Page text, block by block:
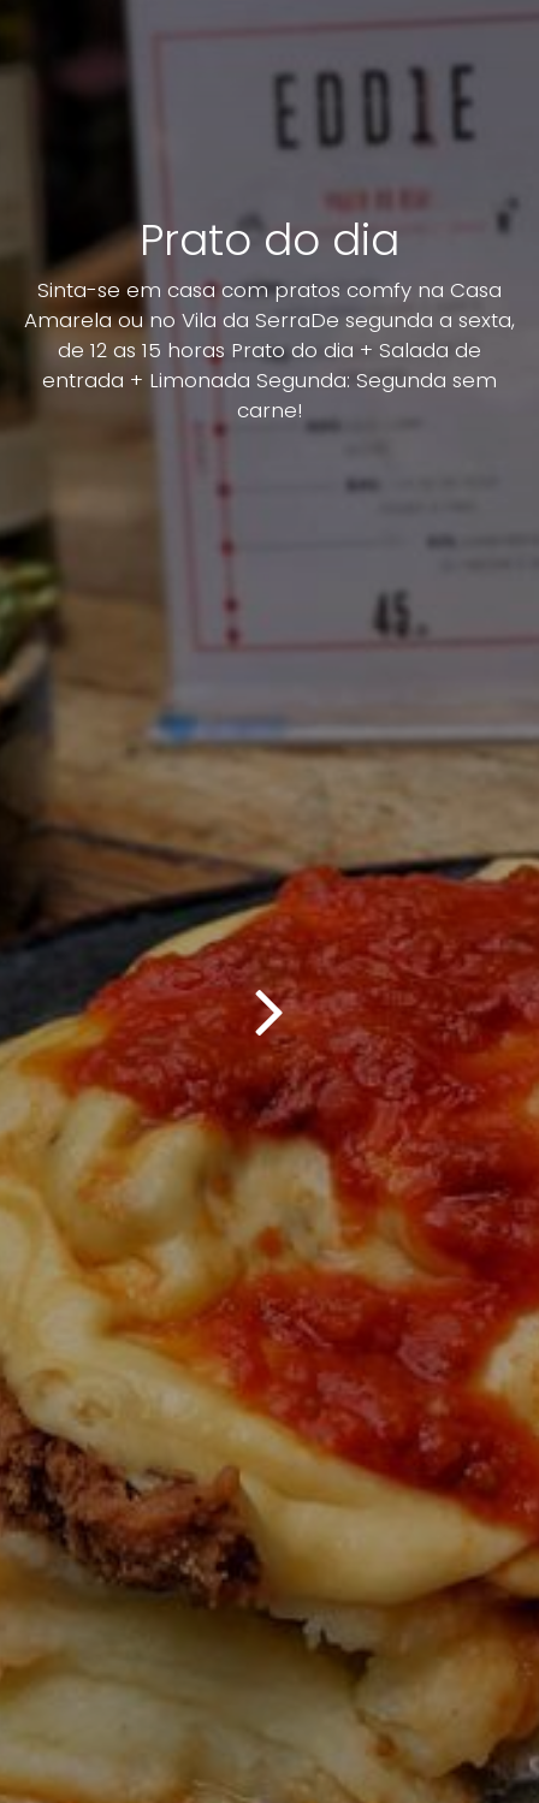
Prato do dia
Sinta-se em casa com pratos comfy na Casa
Amarela ou no Vila da SerraDe segunda a sexta,
de 12 as 15 horas Prato do dia + Salada de
entrada + Limonada Segunda: Segunda sem
carne!